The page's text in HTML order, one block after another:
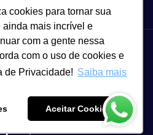
cookies para tornar sua
mais incrível e
com a gente nessa
com o uso de cookies e
de Privacidade! Saiba mais
Aceitar Cookies
© 2021